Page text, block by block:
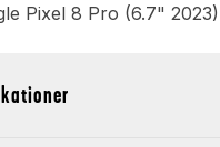
Pixel 8 Pro (6.7"